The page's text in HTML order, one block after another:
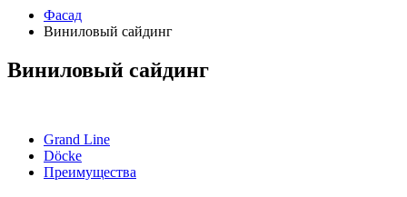
Фасад
Виниловый сайдинг
Виниловый сайдинг
Grand Line
Döcke
Преимущества